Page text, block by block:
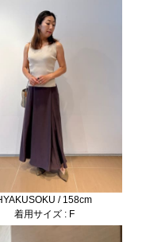
/ 158cm
着用サイズ : F